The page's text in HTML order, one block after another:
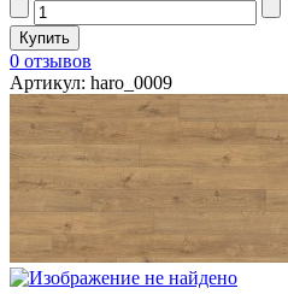
0 отзывов
Артикул: haro_0009